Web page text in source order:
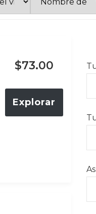
$73.00
Explorar